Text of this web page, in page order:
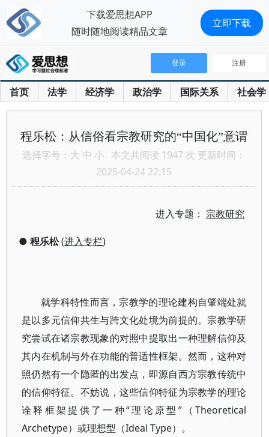
首页 法学 经济学 政治学 国际关系 社会学
登录 注册
程乐松：从信俗看宗教研究的“中国化”意谓
选择字号： 大 中 小 本文共阅读 1947 次 更新时间：
2025-04-24 22:15
进入专题：宗教研究
● 程乐松(进入专栏)
就学科特性而言，宗教学的理论建构自肇端处就
是以多元信仰共生与跨文化处境为前提的。宗教学研
究尝试在诸宗教现象的对照中提取出一种理解信仰及
其内在机制与外在功能的普适性框架。然而，这种对
照仍然有一个隐匿的出发点，即源自西方宗教传统中
的信仰特征。不妨说，这些信仰特征为宗教学的理论
诠释框架提供了一种“理论原型”（Theoretical
Archetype）或理想型（Ideal Type）。
下载爱思想APP
随时随地阅读精品文章
立即下载